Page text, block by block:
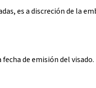
es a discreción de la
de emisión del visado.